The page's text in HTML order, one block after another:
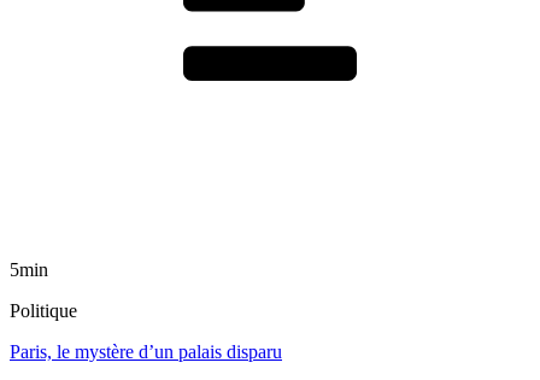
5min
Politique
Paris, le mystère d’un palais disparu